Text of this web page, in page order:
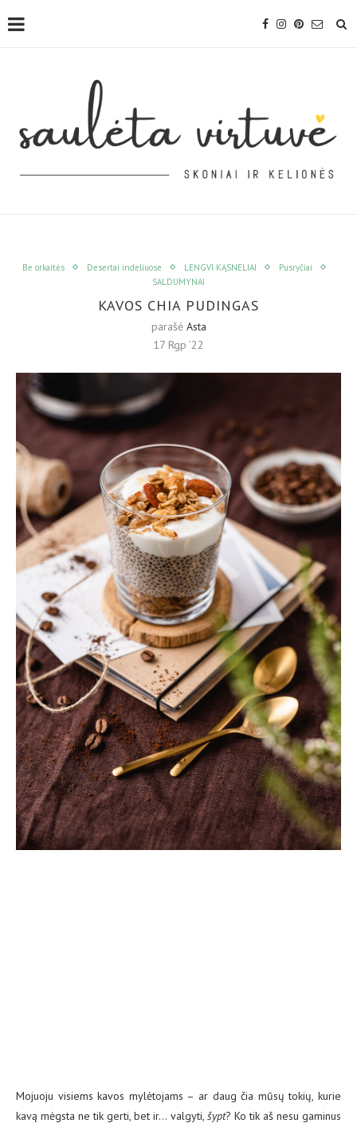
Be orkaitės Desertai indeliuose LENGVI KĄSNELIAI
Pusryčiai
SALDUMYNAI
KAVOS CHIA PUDINGAS
parašė Asta
17 Rgp ’22
Mojuoju visiems kavos mylėtojams – ar daug čia mūsų tokių, kurie
kavą mėgsta ne tik gerti, bet ir… valgyti, šypt? Ko tik aš nesu gaminus